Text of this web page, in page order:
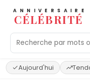
ANNIVERSAIRE
CÉLÉBRITÉ
Aujourd'hui